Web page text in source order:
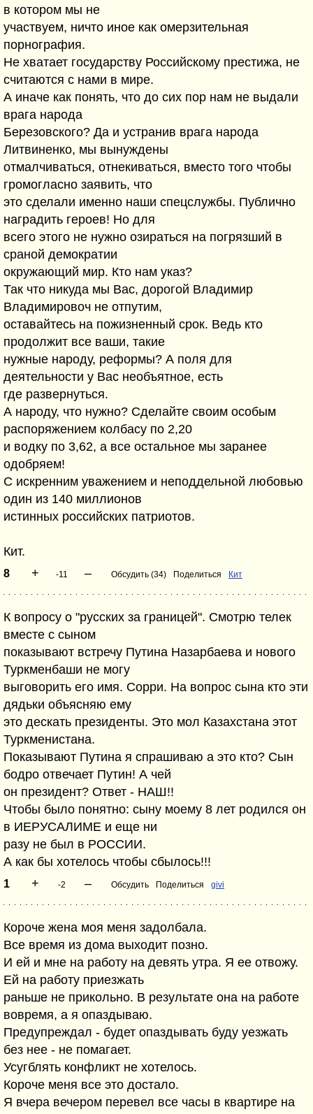
в котором мы не
участвуем, ничто иное как омерзительная
порнография.
Не хватает государству Российскому престижа, не
считаются с нами в мире.
А иначе как понять, что до сих пор нам не выдали
врага народа
Березовского? Да и устранив врага народа
Литвиненко, мы вынуждены
отмалчиваться, отнекиваться, вместо того чтобы
громогласно заявить, что
это сделали именно наши спецслужбы. Публично
наградить героев! Но для
всего этого не нужно озираться на погрязший в
сраной демократии
окружающий мир. Кто нам указ?
Так что никуда мы Вас, дорогой Владимир
Владимировоч не отпутим,
оставайтесь на пожизненный срок. Ведь кто
продолжит все ваши, такие
нужные народу, реформы? А поля для
деятельности у Вас необъятное, есть
где развернуться.
А народу, что нужно? Сделайте своим особым
распоряжением колбасу по 2,20
и водку по 3,62, а все остальное мы заранее
одобряем!
С искренним уважением и неподдельной любовью
один из 140 миллионов
истинных российских патриотов.
Кит.
8 + -11 – Обсудить (34) Поделиться Кит
К вопросу о "русских за границей". Смотрю телек
вместе с сыном
показывают встречу Путина Назарбаева и нового
Туркменбаши не могу
выговорить его имя. Сорри. На вопрос сына кто эти
дядьки объясняю ему
это дескать президенты. Это мол Казахстана этот
Туркменистана.
Показывают Путина я спрашиваю а это кто? Сын
бодро отвечает Путин! А чей
он президент? Ответ - НАШ!!
Чтобы было понятно: сыну моему 8 лет родился он
в ИЕРУСАЛИМЕ и еще ни
разу не был в РОССИИ.
А как бы хотелось чтобы сбылось!!!
1 + -2 – Обсудить Поделиться givi
Короче жена моя меня задолбала.
Все время из дома выходит позно.
И ей и мне на работу на девять утра. Я ее отвожу.
Ей на работу приезжать
раньше не прикольно. В результате она на работе
вовремя, а я опаздываю.
Предупреждал - будет опаздывать буду уезжать
без нее - не помагает.
Усугблять конфликт не хотелось.
Короче меня все это достало.
Я вчера вечером перевел все часы в квартире на